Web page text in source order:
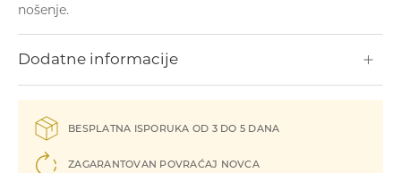
BESPLATNA ISPORUKA OD 3 DO 5 DANA
ZAGARANTOVAN POVRAĆAJ NOVCA
nošenje.
Dodatne informacije